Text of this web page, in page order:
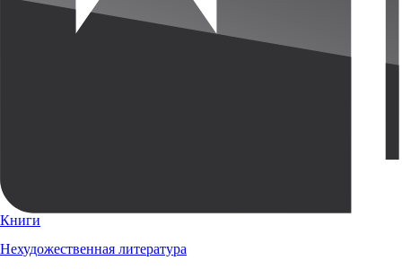
Книги
Нехудожественная литература